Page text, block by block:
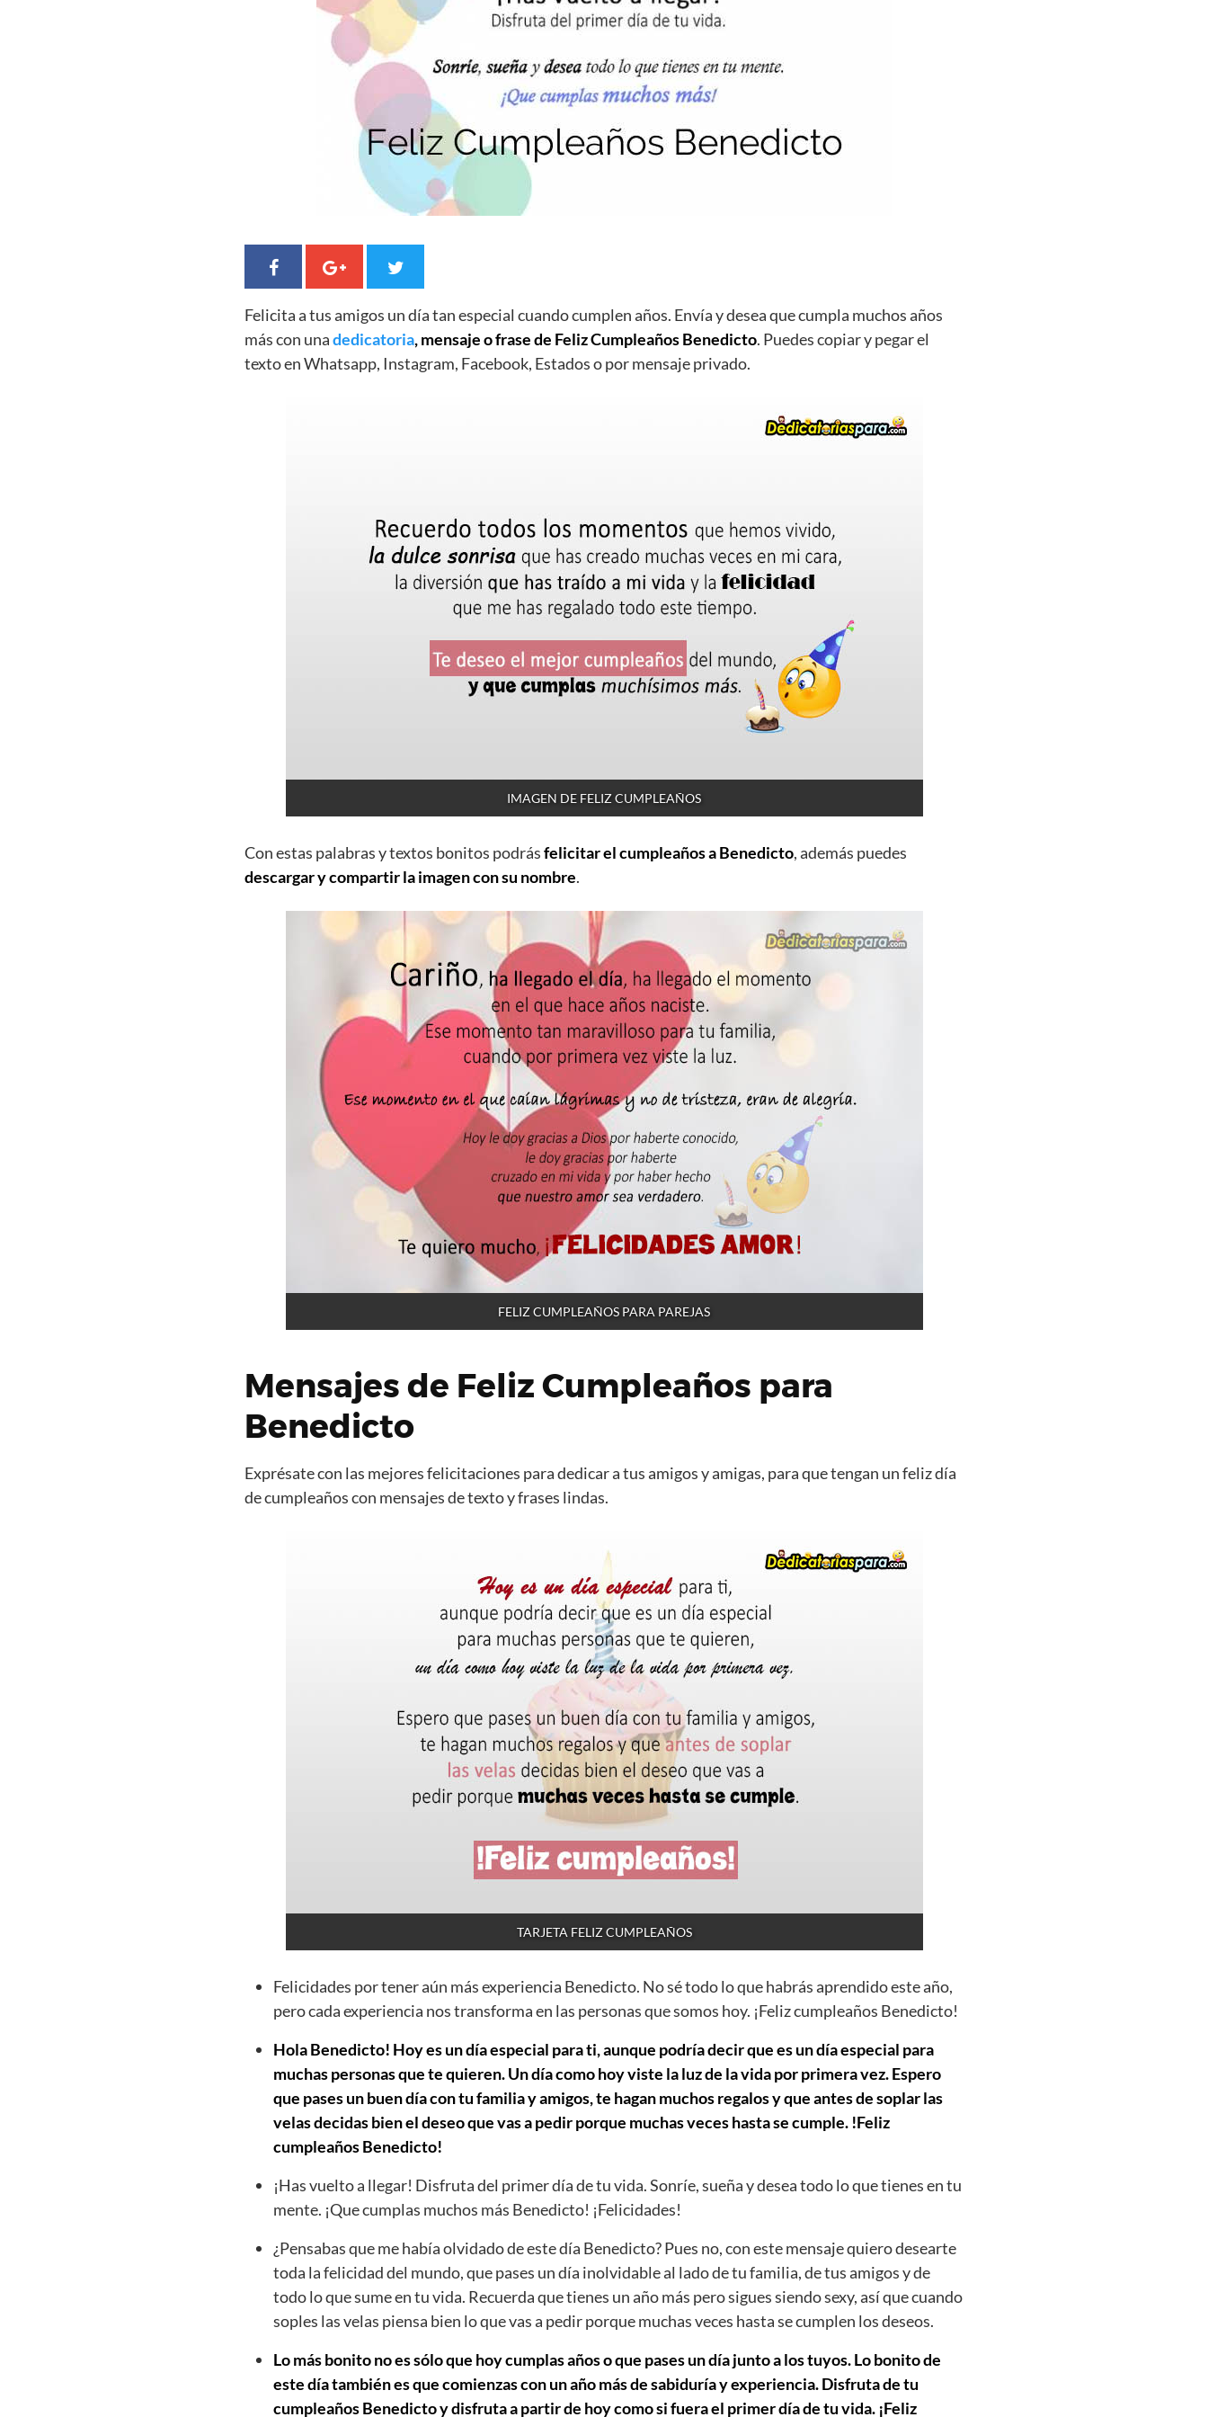
Felicita a tus amigos un día tan especial cuando cumplen años. Envía y desea que cumpla muchos años
más con unadedicatoria, mensaje o frase de Feliz Cumpleaños Benedicto. Puedes copiar y pegar el
texto en Whatsapp, Instagram, Facebook, Estados o por mensaje privado.
IMAGEN DE FELIZ CUMPLEAÑOS
Con estas palabras y textos bonitos podrásfelicitar el cumpleaños a Benedicto, además puedes
descargar y compartir la imagen con su nombre.
FELIZ CUMPLEAÑOS PARA PAREJAS
Mensajes de Feliz Cumpleaños para
Benedicto
Exprésate con las mejores felicitaciones para dedicar a tus amigos y amigas, para que tengan un feliz día
de cumpleaños con mensajes de texto y frases lindas.
TARJETA FELIZ CUMPLEAÑOS
Felicidades por tener aún más experiencia Benedicto. No sé todo lo que habrás aprendido este año,
pero cada experiencia nos transforma en las personas que somos hoy. ¡Feliz cumpleaños Benedicto!
Hola Benedicto! Hoy es un día especial para ti, aunque podría decir que es un día especial para
muchas personas que te quieren. Un día como hoy viste la luz de la vida por primera vez. Espero
que pases un buen día con tu familia y amigos, te hagan muchos regalos y que antes de soplar las
velas decidas bien el deseo que vas a pedir porque muchas veces hasta se cumple. !Feliz
cumpleaños Benedicto!
¡Has vuelto a llegar! Disfruta del primer día de tu vida. Sonríe, sueña y desea todo lo que tienes en tu
mente. ¡Que cumplas muchos más Benedicto! ¡Felicidades!
¿Pensabas que me había olvidado de este día Benedicto? Pues no, con este mensaje quiero desearte
toda la felicidad del mundo, que pases un día inolvidable al lado de tu familia, de tus amigos y de
todo lo que sume en tu vida. Recuerda que tienes un año más pero sigues siendo sexy, así que cuando
soples las velas piensa bien lo que vas a pedir porque muchas veces hasta se cumplen los deseos.
Lo más bonito no es sólo que hoy cumplas años o que pases un día junto a los tuyos. Lo bonito de
este día también es que comienzas con un año más de sabiduría y experiencia. Disfruta de tu
cumpleaños Benedicto y disfruta a partir de hoy como si fuera el primer día de tu vida. ¡Feliz